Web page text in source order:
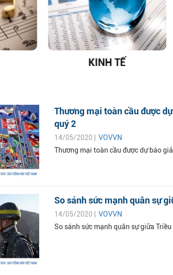
KINH TẾ
Thương mại toàn cầu được
quý 2
14/05/2020 | VOVVN
Thương mại toàn cầu được dự báo
So sánh sức mạnh quân sự
14/05/2020 | VOVVN
So sánh sức mạnh quân sự giữa